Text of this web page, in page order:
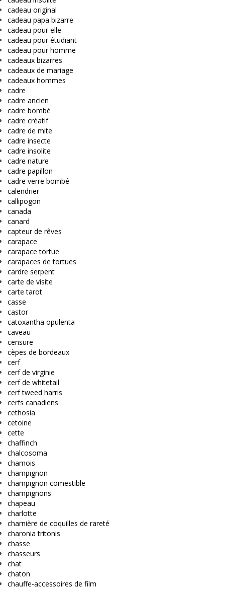
cadeau original
cadeau papa bizarre
cadeau pour elle
cadeau pour étudiant
cadeau pour homme
cadeaux bizarres
cadeaux de mariage
cadeaux hommes
cadre
cadre ancien
cadre bombé
cadre créatif
cadre de mite
cadre insecte
cadre insolite
cadre nature
cadre papillon
cadre verre bombé
calendrier
callipogon
canada
canard
capteur de rêves
carapace
carapace tortue
carapaces de tortues
cardre serpent
carte de visite
carte tarot
casse
castor
catoxantha opulenta
caveau
censure
cèpes de bordeaux
cerf
cerf de virginie
cerf de whitetail
cerf tweed harris
cerfs canadiens
cethosia
cetoine
cette
chaffinch
chalcosoma
chamois
champignon
champignon comestible
champignons
chapeau
charlotte
charnière de coquilles de rareté
charonia tritonis
chasse
chasseurs
chat
chaton
chauffe-accessoires de film